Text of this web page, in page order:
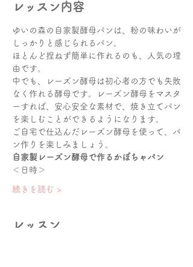
レッスン内容
ゆいの森の自家製酵母パンは、粉の味わいが
しっかりと感じられるパン。
ほとんど捏ねず簡単に作れるのも、人気の理
由です。
中でも、レーズン酵母は初心者の方でも失敗
なく作れる酵母です。レーズン酵母をマスタ
ーすれば、安心安全な素材で、焼き立てパン
を楽しむことができるようになります。
ご自宅で仕込んだレーズン酵母を使って、パ
ン作りを楽しみましょう。
自家製レーズン酵母で作るかぼちゃパン
＜日時＞
続きを読む >
レッスン